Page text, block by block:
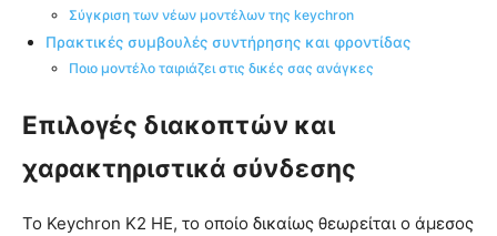
Σύγκριση των νέων μοντέλων της keychron
Πρακτικές συμβουλές συντήρησης και φροντίδας
Ποιο μοντέλο ταιριάζει στις δικές σας ανάγκες
Επιλογές διακοπτών και
χαρακτηριστικά σύνδεσης
Το Keychron K2 HE, το οποίο δικαίως θεωρείται ο άμεσος